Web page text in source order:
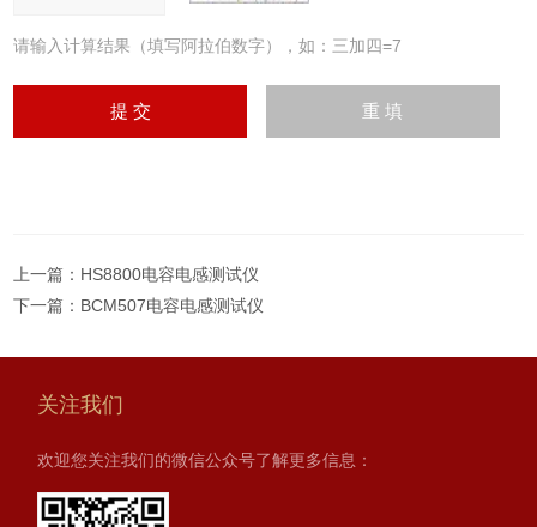
请输入计算结果（填写阿拉伯数字），如：三加四=7
上一篇： HS8800电容电感测试仪
下一篇： BCM507电容电感测试仪
关注我们
欢迎您关注我们的微信公众号了解更多信息：